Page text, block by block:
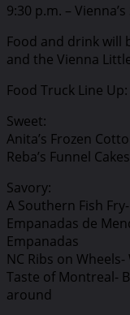
9:30 p.m. –
Food and drink will
and the Vienna
Food Truck Line Up:
Sweet:
Anita’s Frozen
Reba’s Funnel
Savory:
A Southern Fish
Empanadas de
Empanadas
NC Ribs on Wheels-
Taste of Montreal-
around